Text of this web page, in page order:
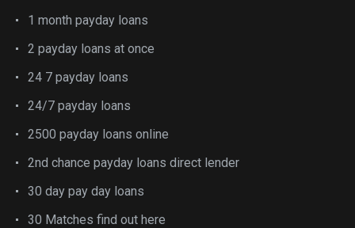
1 month payday loans
2 payday loans at once
24 7 payday loans
24/7 payday loans
2500 payday loans online
2nd chance payday loans direct lender
30 day pay day loans
30 Matches find out here